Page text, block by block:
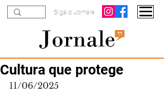
Siga o Jornale
Cultura que protege
11/06/2025